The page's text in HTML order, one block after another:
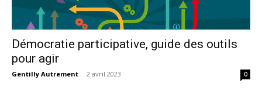
Démocratie participative, guide des outils
pour agir
Gentilly Autrement - 2 avril 2023 0